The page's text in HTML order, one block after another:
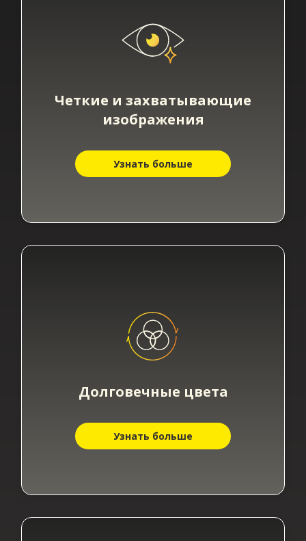
Четкие и захватывающие
изображения
Узнать больше
Долговечные цвета​
Узнать больше